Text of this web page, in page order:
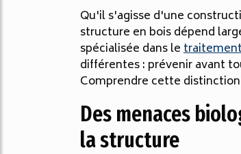
Qu'il s'agisse d'une
structure en bois dépend
spécialisée dans le
différentes : prévenir avant
Comprendre cette
Des menaces
la structure